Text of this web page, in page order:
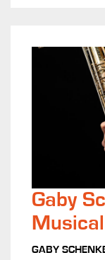
Gaby
Musical
GABY